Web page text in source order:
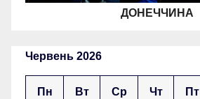
ДОНЕЧЧИНА
Червень 2026
Пн Вт Ср Чт Пт